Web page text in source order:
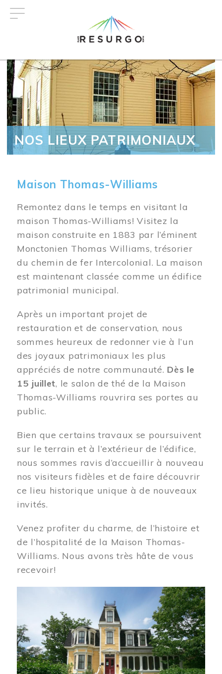
NOS LIEUX PATRIMONIAUX
Maison Thomas-Williams
Remontez dans le temps en visitant la
maison Thomas-Williams! Visitez la
maison construite en 1883 par l’éminent
Monctonien Thomas Williams, trésorier
du chemin de fer Intercolonial. La maison
est maintenant classée comme un édifice
patrimonial municipal.
Après un important projet de
restauration et de conservation, nous
sommes heureux de redonner vie à l’un
des joyaux patrimoniaux les plus
appréciés de notre communauté. Dès le
15 juillet, le salon de thé de la Maison
Thomas-Williams rouvrira ses portes au
public.
Bien que certains travaux se poursuivent
sur le terrain et à l’extérieur de l’édifice,
nous sommes ravis d’accueillir à nouveau
nos visiteurs fidèles et de faire découvrir
ce lieu historique unique à de nouveaux
invités.
Venez profiter du charme, de l’histoire et
de l’hospitalité de la Maison Thomas-
Williams. Nous avons très hâte de vous
recevoir!